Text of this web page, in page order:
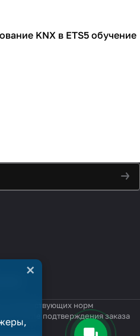
KNX в ETS5 обучение
соответствующих норм
после подтверждения заказа
×